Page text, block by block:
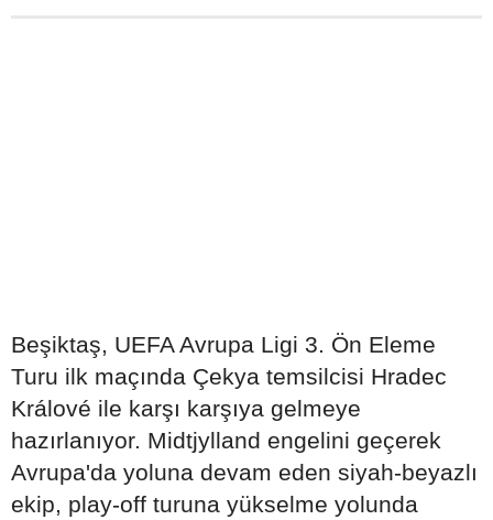
Beşiktaş, UEFA Avrupa Ligi 3. Ön Eleme
Turu ilk maçında Çekya temsilcisi Hradec
Králové ile karşı karşıya gelmeye
hazırlanıyor. Midtjylland engelini geçerek
Avrupa'da yoluna devam eden siyah-beyazlı
ekip, play-off turuna yükselme yolunda